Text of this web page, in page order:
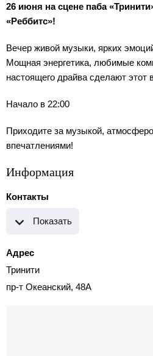
26 июня на сцене паба
«Реббитс»!
Вечер живой музыки, ярких
Мощная энергетика, любимые
настоящего драйва сделают этот
Начало в 22:00
Приходите за музыкой,
впечатлениями!
Информация
Контакты
Показать
Адрес
Тринити
пр-т Океанский, 48А